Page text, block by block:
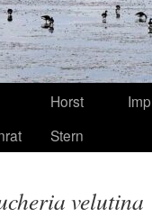
Horst
Stern
velutina